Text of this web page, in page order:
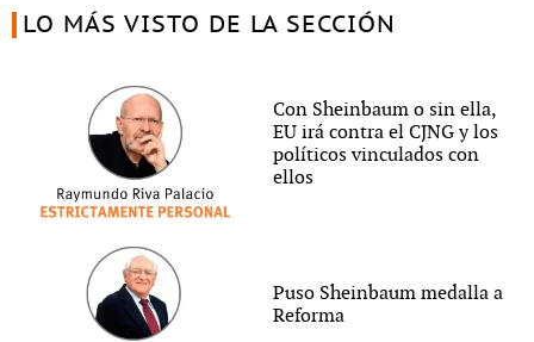
LO MÁS VISTO DE LA SECCIÓN
Con Sheinbaum o sin ella,
EU irá contra el CJNG y los
políticos vinculados con
ellos
Puso Sheinbaum medalla a
Reforma